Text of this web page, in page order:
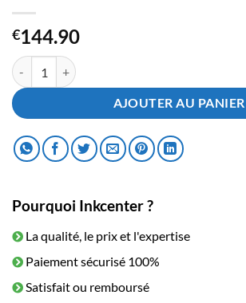
€144.90
quantité de Toner Brother TN-426 Black
AJOUTER AU PANIER
Pourquoi Inkcenter ?
La qualité, le prix et l'expertise
Paiement sécurisé 100%
Satisfait ou remboursé